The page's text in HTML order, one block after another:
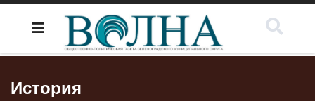
История